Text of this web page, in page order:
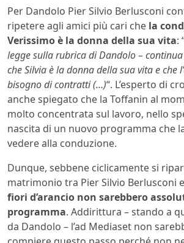
Per Dandolo Pier Silvio Berlusconi
ripetere agli amici più cari che la
Verissimo è la donna della sua vita:
legge sulla rubrica di Dandolo –
che Silvia è la donna della sua vita e che
bisogno di contratti (…)“. L’esperto di
anche spiegato che la Toffanin al
molto concentrata sul lavoro, nello
nascita di un nuovo programma che
vedere alla conduzione.
Dunque, sebbene ciclicamente si
matrimonio tra Pier Silvio Berlusconi
fiori d’arancio non sarebbero
programma. Addirittura – stando a
da Dandolo – l’ad Mediaset non